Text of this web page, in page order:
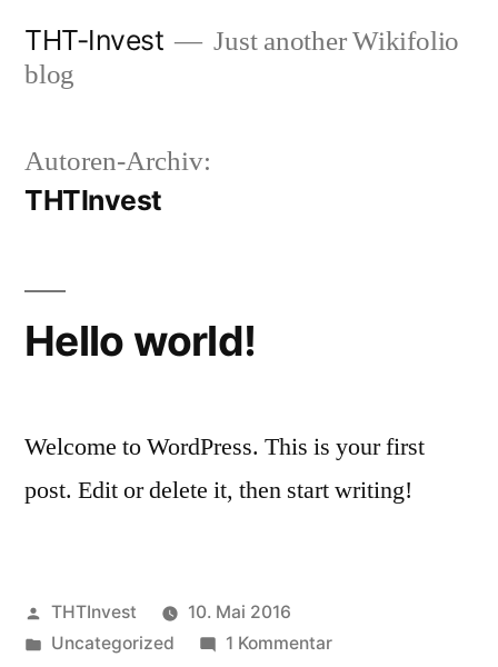
Inhalt
THT-Invest
Just another Wikifolio
blog
Autoren-Archiv:
THTInvest
Hello world!
Welcome to WordPress. This is your first
post. Edit or delete it, then start writing!
Veröffentlicht
von
THTInvest
10. Mai 2016
Veröffentlicht
Uncategorized 1 Kommentarzu